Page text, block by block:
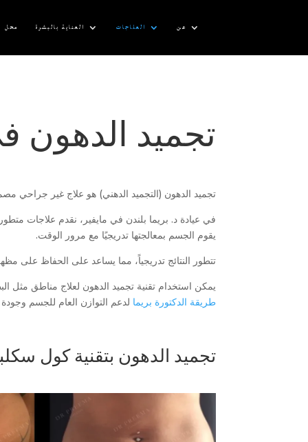
عن العلاجات العناية بالبشرة محل
تجميد الدهون
تجميد الدهون (التجميد الدهني) هو علاج غير جراحي
في عيادة د. بريما بلندن في مايفير، نقدم علاجات
يقوم الجسم بمعالجتها تدريجيًا مع مرور الوقت.
تتطور النتائج تدريجياً، مما يساعد على الحفاظ على
يمكن استخدام تقنية تجميد الدهون لعلاج مناطق مثل
طريقة الدكتورة بريما لدعم التوازن العام للجسم
تجميد الدهون بتقنية كول